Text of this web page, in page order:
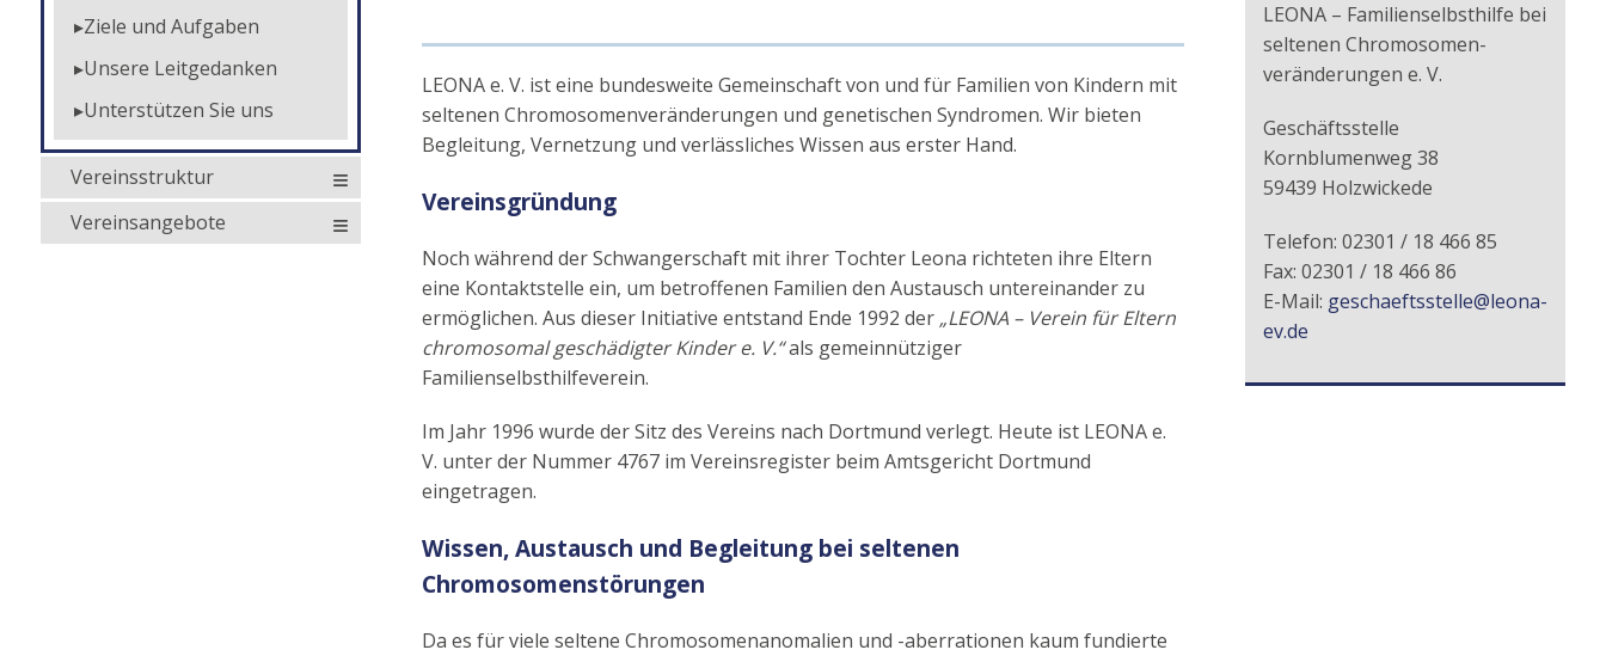
Ziele und Aufgaben
Unsere Leitgedanken
Unterstützen Sie uns
Vereinsstruktur
Vereinsangebote
LEONA e. V. ist eine bundesweite Gemeinschaft von und für Familien von Kindern mit
seltenen Chromosomenveränderungen und genetischen Syndromen. Wir bieten
Begleitung, Vernetzung und verlässliches Wissen aus erster Hand.
Vereinsgründung
Noch während der Schwangerschaft mit ihrer Tochter Leona richteten ihre Eltern
eine Kontaktstelle ein, um betroffenen Familien den Austausch untereinander zu
ermöglichen. Aus dieser Initiative entstand Ende 1992 der „LEONA – Verein für Eltern
chromosomal geschädigter Kinder e. V.“als gemeinnütziger
Familienselbsthilfeverein.
Im Jahr 1996 wurde der Sitz des Vereins nach Dortmund verlegt. Heute ist LEONA e.
V. unter der Nummer 4767 im Vereinsregister beim Amtsgericht Dortmund
eingetragen.
Wissen, Austausch und Begleitung bei seltenen
Chromosomenstörungen
Da es für viele seltene Chromosomenanomalien und -aberrationen kaum fundierte
LEONA – Familienselbsthilfe bei
seltenen Chromosomen-
veränderungen e. V.
Geschäftsstelle
Kornblumenweg 38
59439 Holzwickede
Telefon: 02301 / 18 466 85
Fax: 02301 / 18 466 86
E-Mail: geschaeftsstelle@leona-
ev.de